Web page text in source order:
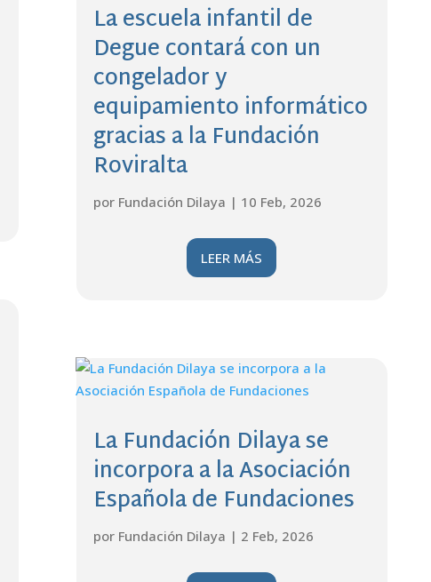
La escuela infantil de
Degue contará con un
congelador y
equipamiento informático
gracias a la Fundación
Roviralta
por Fundación Dilaya | 10 Feb, 2026
LEER MÁS
La Fundación Dilaya se
incorpora a la Asociación
Española de Fundaciones
por Fundación Dilaya | 2 Feb, 2026